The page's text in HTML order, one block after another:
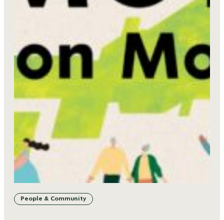
People & Community